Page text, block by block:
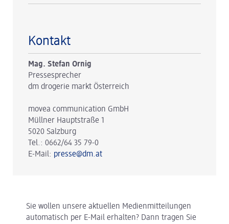
Kontakt
Mag. Stefan Ornig
Pressesprecher
dm drogerie markt Österreich
movea communication GmbH
Müllner Hauptstraße 1
5020 Salzburg
Tel.: 0662/64 35 79-0
E-Mail: presse@dm.at
Sie wollen unsere aktuellen Medienmitteilungen
automatisch per E-Mail erhalten? Dann tragen Sie